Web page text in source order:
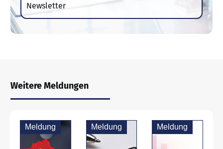
Newsletter
Weitere Meldungen
Meldung Meldung Meldung